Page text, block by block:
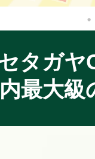
タガヤ
最大級